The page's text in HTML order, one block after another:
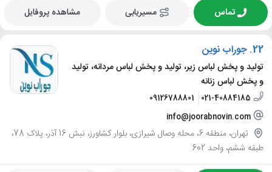
تماس مسیریابی مشاهده پروفایل
22. جوراب نوین
تولید و پخش لباس زیر، تولید و پخش لباس مردانه، تولید
و پخش لباس زنانه
021-40884185
09126788801
info@joorabnovin.com
تهران، منطقه 6، محله وصال شیرازی، بلوار کشاورز، نبش 16 آذر، پلاک 78،
طبقه ششم، واحد 602